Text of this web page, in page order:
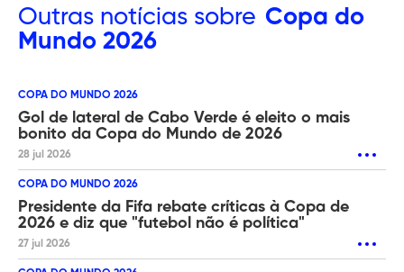
Outras notícias sobre Copa do
Mundo 2026
COPA DO MUNDO 2026
Gol de lateral de Cabo Verde é eleito o mais
bonito da Copa do Mundo de 2026
28 jul 2026
COPA DO MUNDO 2026
Presidente da Fifa rebate críticas à Copa de
2026 e diz que "futebol não é política"
27 jul 2026